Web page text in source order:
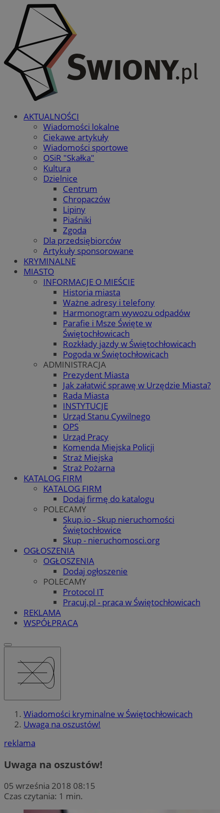
AKTUALNOŚCI
Wiadomości lokalne
Ciekawe artykuły
Wiadomości sportowe
OSiR "Skałka"
Kultura
Dzielnice
Centrum
Chropaczów
Lipiny
Piaśniki
Zgoda
Dla przedsiębiorców
Artykuły sponsorowane
KRYMINALNE
MIASTO
INFORMACJE O MIEŚCIE
Historia miasta
Ważne adresy i telefony
Harmonogram wywozu odpadów
Parafie i Msze Święte w
Świętochłowicach
Rozkłady jazdy w Świętochłowicach
Pogoda w Świętochłowicach
ADMINISTRACJA
Prezydent Miasta
Jak załatwić sprawę w Urzędzie Miasta?
Rada Miasta
INSTYTUCJE
Urząd Stanu Cywilnego
OPS
Urząd Pracy
Komenda Miejska Policji
Straż Miejska
Straż Pożarna
KATALOG FIRM
KATALOG FIRM
Dodaj firmę do katalogu
POLECAMY
Skup.io - Skup nieruchomości
Świętochłowice
Skup - nieruchomosci.org
OGŁOSZENIA
OGŁOSZENIA
Dodaj ogłoszenie
POLECAMY
Protocol IT
Pracuj.pl - praca w Świętochłowicach
REKLAMA
WSPÓŁPRACA
Wiadomości kryminalne w Świętochłowicach
Uwaga na oszustów!
reklama
Uwaga na oszustów!
05 września 2018 08:15
Czas czytania: 1 min.